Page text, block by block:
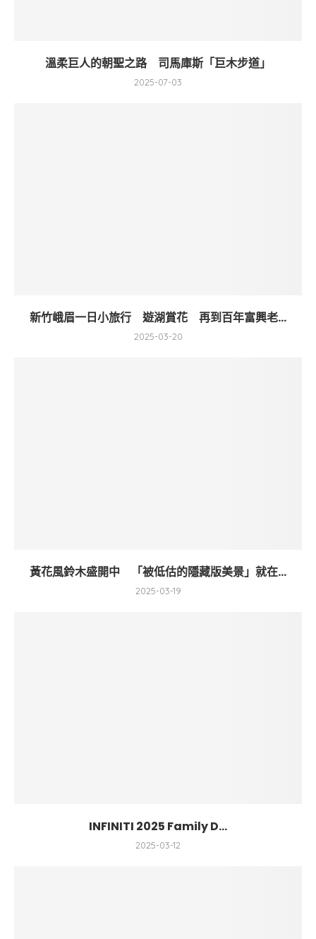
溫柔巨人的朝聖之路 司馬庫斯「巨木步道」
2025-07-03
新竹峨眉一日小旅行 遊湖賞花 再到百年富興老...
2025-03-20
黃花風鈴木盛開中 「被低估的隱藏版美景」就在...
2025-03-19
INFINITI 2025 Family D...
2025-03-12